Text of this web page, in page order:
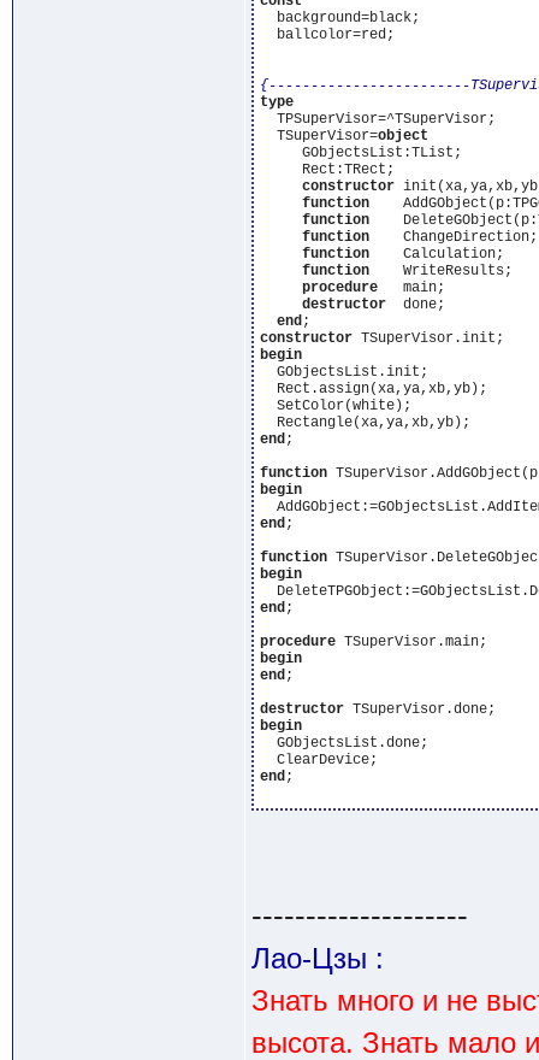
  background=black;
  ballcolor=red;
{------------------------
type
  TPSuperVisor=^TSuperVisor;
  TSuperVisor=
object
     GObjectsList:TList;
     Rect:TRect;
constructor
function
function
function
    ChangeDirection;
function
    Calculation;
function
    WriteResults;
procedure
   main;
destructor
  done;
end
constructor
begin
  GObjectsList.init;
  Rect.assign(xa,ya,xb,yb);
  SetColor(white);
end;
function
begin
end;
function
begin
end;
procedure
begin
end;
destructor
begin
  GObjectsList.done;
end;
--------------------
Лао-Цзы :
Знать много и не
высота. Знать мало